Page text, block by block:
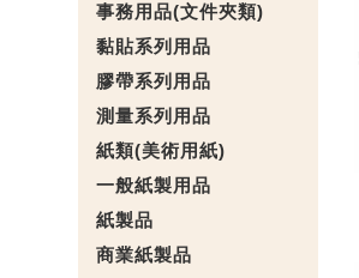
事務用品(文件夾類)
黏貼系列用品
膠帶系列用品
測量系列用品
紙類(美術用紙)
一般紙製用品
紙製品
商業紙製品